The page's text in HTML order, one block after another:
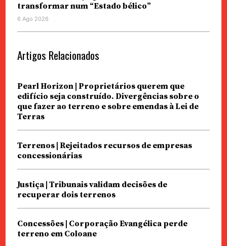
transformar num “Estado bélico”
6 Ago 2026
Artigos Relacionados
Pearl Horizon | Proprietários querem que
edifício seja construído. Divergências sobre o
que fazer ao terreno e sobre emendas à Lei de
Terras
Terrenos | Rejeitados recursos de empresas
concessionárias
Justiça | Tribunais validam decisões de
recuperar dois terrenos
Concessões | Corporação Evangélica perde
terreno em Coloane